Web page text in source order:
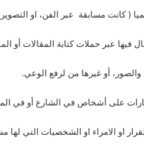
( كانت مسابقة عبر الفن، او التصوير
عبر حملات كتابة المقالات أو
أو غيرها من لرفع الوعي.
على أشخاص في الشارع أو في
او الامراء او الشخصيات التي